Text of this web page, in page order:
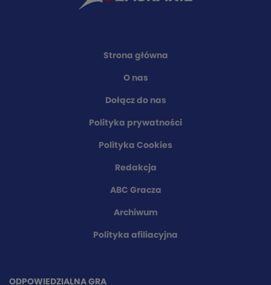
Strona główna
O nas
Dołącz do nas
Polityka prywatności
Polityka Cookies
Redakcja
ABC Gracza
Archiwum
Polityka afiliacyjna
ODPOWIEDZIALNA GRA